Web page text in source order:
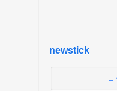
newstick
→